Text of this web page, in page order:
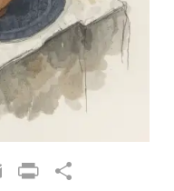
EmailPrint